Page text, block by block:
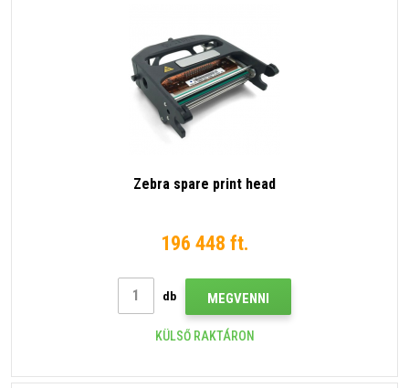
Zebra spare print head
196 448 ft.
db MEGVENNI
KÜLSŐ RAKTÁRON